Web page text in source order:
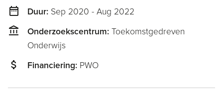
date_range Duur: Sep 2020 - Aug 2022
account_balance Onderzoekscentrum: Toekomstgedreven
Onderwijs
attach_money Financiering: PWO